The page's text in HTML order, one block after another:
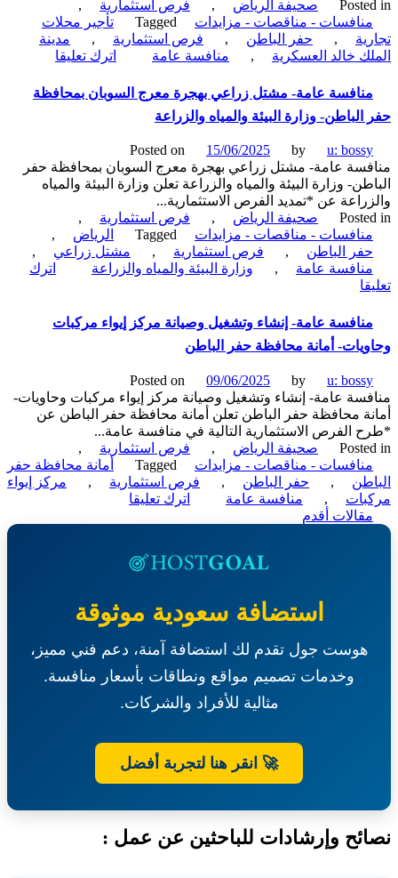
إعلانية-
أمانة
محافظة
حفر
صحيفة الرياض , فرص استثمارية
,
- مناقصات - مزايدات
Tagged
تأجير محلات
, حفر الباطن , فرص استثمارية ,
مدينة
خالد العسكرية
, منافسة عامة اترك تعليقاon
عامة-
تأجير
مدينة
الملك
العسكرية
للتشغيل
والصيانة
عامة- مشتل زراعي بهجرة معرج السوبان بمحافظة
وزارة البيئة والمياه والزراعة
Posted on 15/06/2025 by
u:
عامة- مشتل زراعي بهجرة معرج السوبان بمحافظة حفر
وزارة البيئة والمياه والزراعة تعلن وزارة البيئة والمياه
عن *تمديد الفرص الاستثمارية...
صحيفة الرياض , فرص استثمارية
,
- مناقصات - مزايدات
Tagged الرياض
,
الباطن
, فرص استثمارية , مشتل زراعي
,
عامة
, وزارة البيئة والمياه والزراعة
on
عامة-
مشتل
زراعي
معرج
السوبان
بمحافظة
حفر
الباطن-
وزارة
البيئة
والمياه
والزراعة
عامة- إنشاء وتشغيل وصيانة مركز إيواء مركبات
أمانة محافظة حفر الباطن
Posted on 09/06/2025 by
u:
عامة- إنشاء وتشغيل وصيانة مركز إيواء مركبات وحاويات-
محافظة حفر الباطن تعلن أمانة محافظة حفر الباطن عن
الفرص الاستثمارية التالية في منافسة عامة...
صحيفة الرياض , فرص استثمارية
,
- مناقصات - مزايدات
Tagged
أمانة محافظة حفر
, حفر الباطن , فرص استثمارية ,
مركز إيواء
, منافسة عامة اترك تعليقاon
وتشغيل
إيواء
مركبات
وحاويات-
أمانة
محافظة
حفر
الباطن
أقدم
استضافة سعودية موثوقة
هوست جول تقدم لك استضافة آمنة، دعم فني مميز،
وخدمات تصميم مواقع ونطاقات بأسعار منافسة.
مثالية للأفراد والشركات.
🚀 انقر هنا لتجربة أفضل
وإرشادات للباحثين عن عمل :